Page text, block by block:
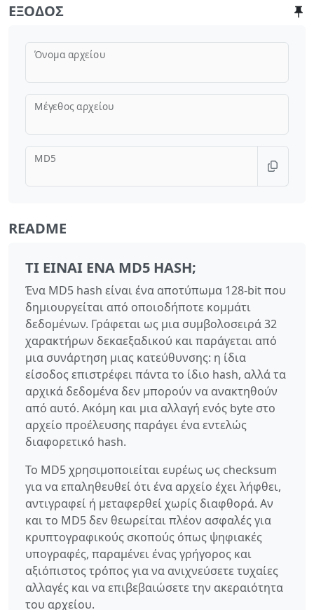
ΈΞΟΔΟΣ
Όνομα αρχείου
Μέγεθος αρχείου
MD5
README
ΤΙ ΕΊΝΑΙ ΈΝΑ MD5 HASH;
Ένα MD5 hash είναι ένα αποτύπωμα 128-bit που
δημιουργείται από οποιοδήποτε κομμάτι
δεδομένων. Γράφεται ως μια συμβολοσειρά 32
χαρακτήρων δεκαεξαδικού και παράγεται από
μια συνάρτηση μιας κατεύθυνσης: η ίδια
είσοδος επιστρέφει πάντα το ίδιο hash, αλλά τα
αρχικά δεδομένα δεν μπορούν να ανακτηθούν
από αυτό. Ακόμη και μια αλλαγή ενός byte στο
αρχείο προέλευσης παράγει ένα εντελώς
διαφορετικό hash.
Το MD5 χρησιμοποιείται ευρέως ως checksum
για να επαληθευθεί ότι ένα αρχείο έχει λήφθει,
αντιγραφεί ή μεταφερθεί χωρίς διαφθορά. Αν
και το MD5 δεν θεωρείται πλέον ασφαλές για
κρυπτογραφικούς σκοπούς όπως ψηφιακές
υπογραφές, παραμένει ένας γρήγορος και
αξιόπιστος τρόπος για να ανιχνεύσετε τυχαίες
αλλαγές και να επιβεβαιώσετε την ακεραιότητα
του αρχείου.